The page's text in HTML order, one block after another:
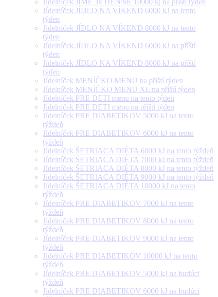
Jídelníček JÍME 3x DENNĚ 10000 kj na příští týden
Jídelníček JÍDLO NA VÍKEND 6000 kJ na tento
týden
Jídelníček JÍDLO NA VÍKEND 8000 kJ na tento
týden
Jídelníček JÍDLO NA VÍKEND 6000 kJ na příští
týden
Jídelníček JÍDLO NA VÍKEND 8000 kJ na příští
týden
Jídelníček MENÍČKO MENU na příští týden
Jídelníček MENÍČKO MENU XL na příští týden
Jídelníček PRE DETI menu na tento týden
Jídelníček PRE DETI menu na příští týden
Jídelníček PRE DIABETIKOV 5000 kJ na tento
týždeň
Jídelníček PRE DIABETIKOV 6000 kJ na tento
týždeň
Jídelníček ŠETRIACA DIÉTA 6000 kJ na tento týždeň
Jídelníček ŠETRIACA DIÉTA 7000 kJ na tento týždeň
Jídelníček ŠETRIACA DIÉTA 8000 kJ na tento týždeň
Jídelníček ŠETRIACA DIÉTA 9000 kJ na tento týždeň
Jídelníček ŠETRIACA DIÉTA 10000 kJ na tento
týždeň
Jídelníček PRE DIABETIKOV 7000 kJ na tento
týždeň
Jídelníček PRE DIABETIKOV 8000 kJ na tento
týždeň
Jídelníček PRE DIABETIKOV 9000 kJ na tento
týždeň
Jídelníček PRE DIABETIKOV 10000 kJ na tento
týždeň
Jídelníček PRE DIABETIKOV 5000 kJ na budúci
týždeň
Jídelníček PRE DIABETIKOV 6000 kJ na budúci